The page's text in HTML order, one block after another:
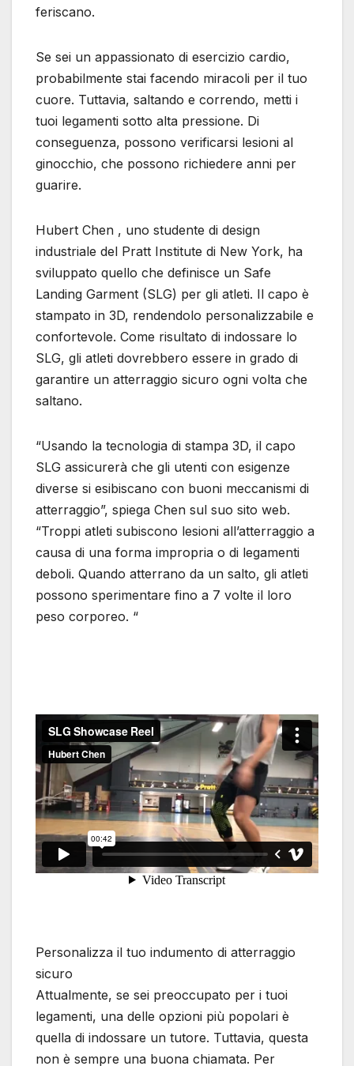
feriscano.
Se sei un appassionato di esercizio cardio,
probabilmente stai facendo miracoli per il tuo
cuore. Tuttavia, saltando e correndo, metti i
tuoi legamenti sotto alta pressione. Di
conseguenza, possono verificarsi lesioni al
ginocchio, che possono richiedere anni per
guarire.
Hubert Chen , uno studente di design
industriale del Pratt Institute di New York, ha
sviluppato quello che definisce un Safe
Landing Garment (SLG) per gli atleti. Il capo è
stampato in 3D, rendendolo personalizzabile e
confortevole. Come risultato di indossare lo
SLG, gli atleti dovrebbero essere in grado di
garantire un atterraggio sicuro ogni volta che
saltano.
“Usando la tecnologia di stampa 3D, il capo
SLG assicurerà che gli utenti con esigenze
diverse si esibiscano con buoni meccanismi di
atterraggio”, spiega Chen sul suo sito web.
“Troppi atleti subiscono lesioni all’atterraggio a
causa di una forma impropria o di legamenti
deboli. Quando atterrano da un salto, gli atleti
possono sperimentare fino a 7 volte il loro
peso corporeo. “
Personalizza il tuo indumento di atterraggio
sicuro
Attualmente, se sei preoccupato per i tuoi
legamenti, una delle opzioni più popolari è
quella di indossare un tutore. Tuttavia, questa
non è sempre una buona chiamata. Per